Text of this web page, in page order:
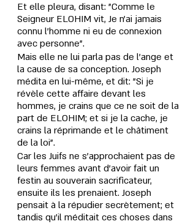
Et elle pleura, disant: "Comme le
Seigneur ELOHIM vit, Je n’ai jamais
connu l’homme ni eu de connexion
avec personne".
Mais elle ne lui parla pas de l’ange et
la cause de sa conception. Joseph
médita en lui-même, et dit: "Si je
révèle cette affaire devant les
hommes, je crains que ce ne soit de la
part de ELOHIM; et si je la cache, je
crains la réprimande et le châtiment
de la loi".
Car les Juifs ne s’approchaient pas de
leurs femmes avant d’avoir fait un
festin au souverain sacrificateur,
ensuite ils les prenaient. Joseph
pensait à la répudier secrètement; et
tandis qu’il méditait ces choses dans